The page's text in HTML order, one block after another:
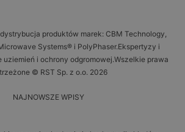
produktów marek: CBM Technology,
Systems® i PolyPhaser.Ekspertyzy i
i ochrony odgromowej.Wszelkie prawa
© RST Sp. z o.o. 2026
NAJNOWSZE WPISY